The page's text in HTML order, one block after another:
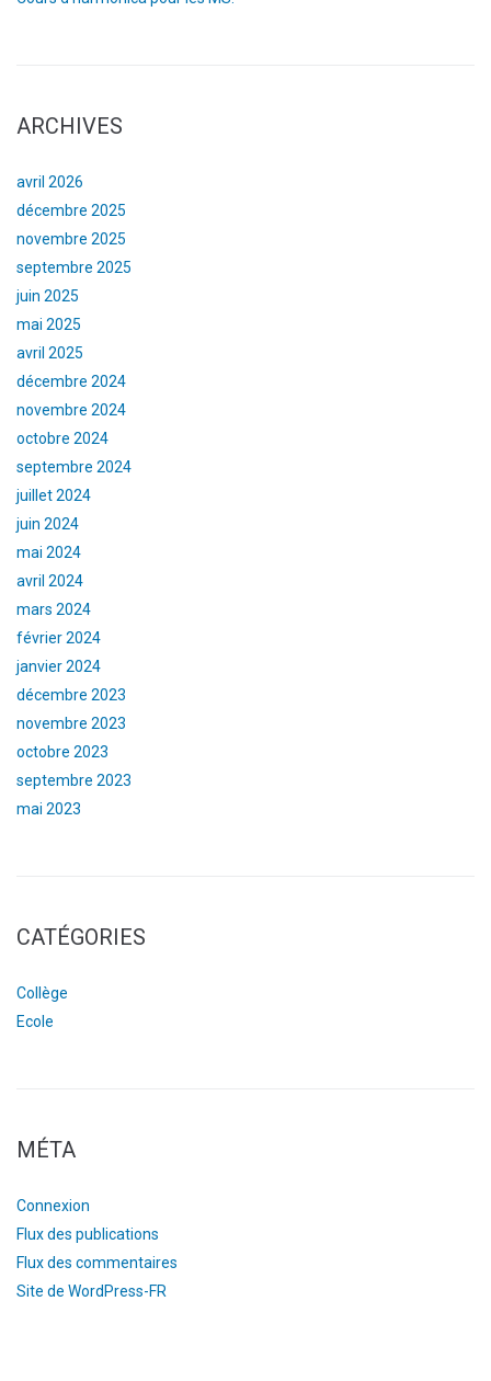
ARCHIVES
avril 2026
décembre 2025
novembre 2025
septembre 2025
juin 2025
mai 2025
avril 2025
décembre 2024
novembre 2024
octobre 2024
septembre 2024
juillet 2024
juin 2024
mai 2024
avril 2024
mars 2024
février 2024
janvier 2024
décembre 2023
novembre 2023
octobre 2023
septembre 2023
mai 2023
CATÉGORIES
Collège
Ecole
MÉTA
Connexion
Flux des publications
Flux des commentaires
Site de WordPress-FR